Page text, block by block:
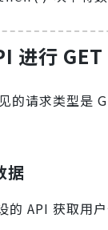
进行 GET
的请求类型是
据
API 获取用户